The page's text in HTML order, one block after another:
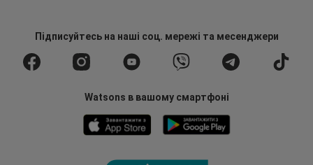
Підписуйтесьна наші соц. мережі та месенджери
Watsons в вашому смартфоні